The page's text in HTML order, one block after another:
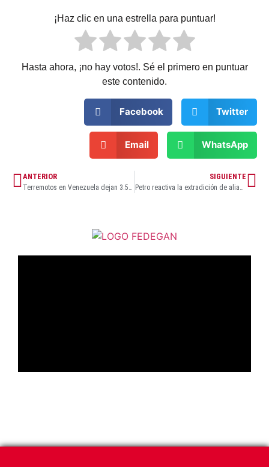
¡Haz clic en una estrella para puntuar!
Hasta ahora, ¡no hay votos!. Sé el primero en puntuar
este contenido.
Facebook Twitter
Email WhatsApp
ANTERIOR SIGUIENTE